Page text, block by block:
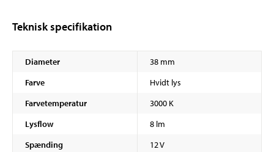
Teknisk specifikation
Diameter
38 mm
Farve
Hvidt lys
Farvetemperatur
3000 K
Lysflow
8 lm
Spænding
12 V